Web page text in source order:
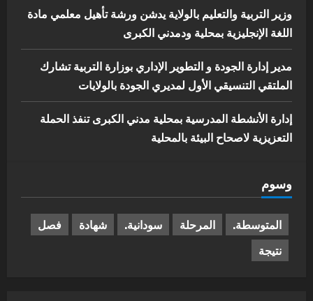
وزير التربية والتعليم بالولاية يدشن ورشة تأهيل معلمي مادة
اللغة الإنجليزية بمحلية ودمدني الكبرى
مدير إدارة الجودة و التطوير الإداري بوزارة التربية تشارك
الملتقي التنسيقي الأول لمديري الجودة بالولايات
إدارة الأنشطة المدرسية بمحلية مدني الكبرى تنفذ الحملة
التعزيزية لاصحاح البيئة بالمحلية
وسوم
المتوسطة. المرحلة سودانية. شهادة
فصل
نتيجة